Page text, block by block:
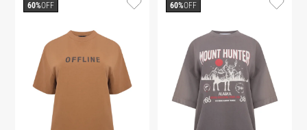
60%OFF 60%OFF